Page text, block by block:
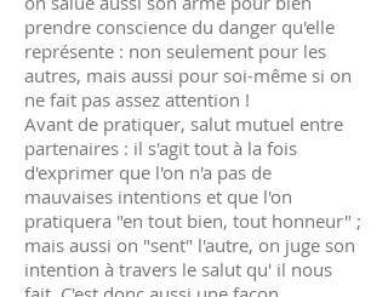
prendre conscience du danger qu'elle
représente : non seulement pour les
autres, mais aussi pour soi-même si on
ne fait pas assez attention !
Avant de pratiquer, salut mutuel entre
partenaires : il s'agit tout à la fois
d'exprimer que l'on n'a pas de
mauvaises intentions et que l'on
pratiquera "en tout bien, tout honneur" ;
mais aussi on "sent" l'autre, on juge son
intention à travers le salut qu' il nous